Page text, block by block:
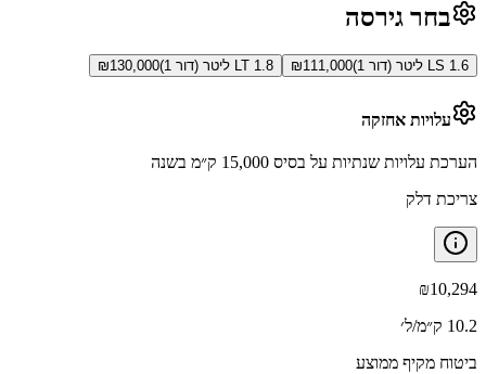
בחר גירסה
LS 1.6 ליטר (דור 1) ₪111,000 LT 1.8 ליטר (דור 1) ₪130,000
עלויות אחזקה
הערכת עלויות שנתיות על בסיס 15,000 ק״מ בשנה
צריכת דלק
₪10,294
10.2 ק״מ/ל׳
ביטוח מקיף ממוצע